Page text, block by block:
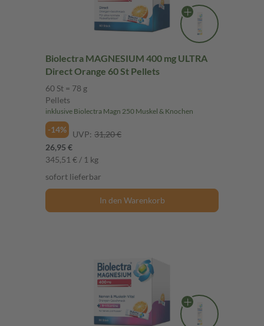
Biolectra MAGNESIUM 400 mg ULTRA
Direct Orange 60 St Pellets
60 St = 78 g
Pellets
inklusive Biolectra Magn 250 Muskel & Knochen
-14% UVP: 31,20 €
26,95 €
345,51 € / 1 kg
sofort lieferbar
In den Warenkorb